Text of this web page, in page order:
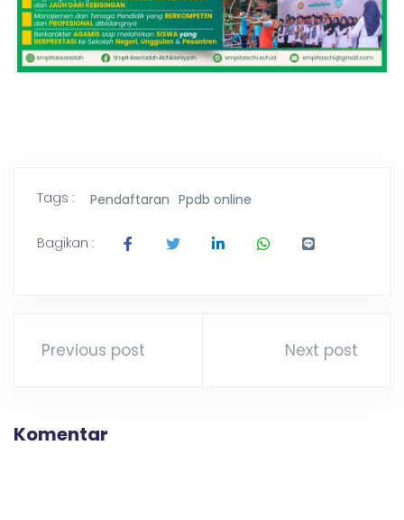
Tags : Pendaftaran Ppdb online
Bagikan :
Previous post Next post
Komentar